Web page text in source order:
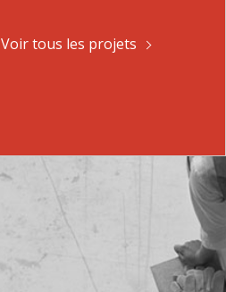
Voir tous les projets